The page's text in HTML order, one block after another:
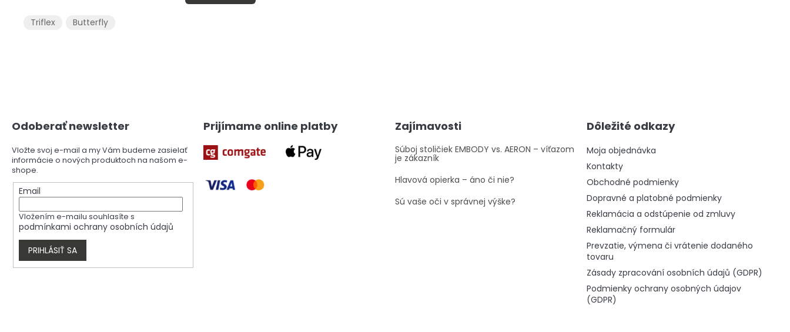
Triflex Butterfly
c
e
p
v
k
y
Odoberať newsletter
Vložte svoj e-mail a my Vám budeme zasielať
informácie o nových produktoch na našom e-
shope.
Email
Vložením e-mailu souhlasíte s
podmínkami ochrany osobních údajů
PRIHLÁSIŤ SA
Prijímame online platby Zajímavosti
Súboj stoličiek EMBODY vs. AERON – víťazom
je zákazník
Hlavová opierka – áno či nie?
Sú vaše oči v správnej výške?
Dôležité odkazy
Moja objednávka
Kontakty
Obchodné podmienky
Dopravné a platobné podmienky
Reklamácia a odstúpenie od zmluvy
Reklamačný formulár
Prevzatie, výmena či vrátenie dodaného
tovaru
Zásady zpracování osobních údajů (GDPR)
Podmienky ochrany osobných údajov
(GDPR)